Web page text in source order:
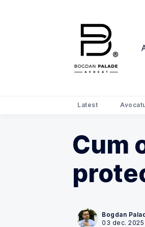
Latest
Cum
Bogdan
03 dec. 2025